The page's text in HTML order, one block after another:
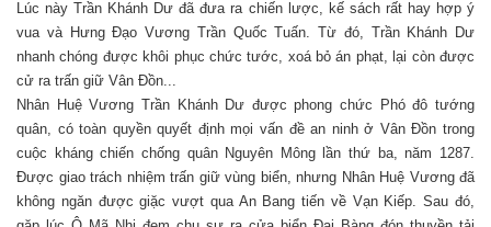
Lúc này Trần Khánh Dư đã đưa ra chiến lược, kế sách rất hay hợp ý
vua và Hưng Đạo Vương Trần Quốc Tuấn. Từ đó, Trần Khánh Dư
nhanh chóng được khôi phục chức tước, xoá bỏ án phạt, lại còn được
cử ra trấn giữ Vân Đồn...
Nhân Huệ Vương Trần Khánh Dư được phong chức Phó đô tướng
quân, có toàn quyền quyết định mọi vấn đề an ninh ở Vân Đồn trong
cuộc kháng chiến chống quân Nguyên Mông lần thứ ba, năm 1287.
Được giao trách nhiệm trấn giữ vùng biển, nhưng Nhân Huệ Vương đã
không ngăn được giặc vượt qua An Bang tiến về Vạn Kiếp. Sau đó,